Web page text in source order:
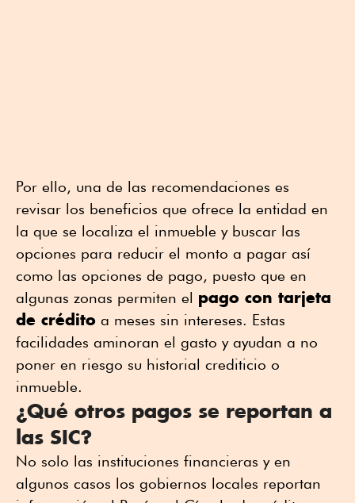
Por ello, una de las recomendaciones es
revisar los beneficios que ofrece la entidad en
la que se localiza el inmueble y buscar las
opciones para reducir el monto a pagar así
como las opciones de pago, puesto que en
algunas zonas permiten el pago con tarjeta
de crédito a meses sin intereses. Estas
facilidades aminoran el gasto y ayudan a no
poner en riesgo su historial crediticio o
inmueble.
¿Qué otros pagos se reportan a
las SIC?
No solo las instituciones financieras y en
algunos casos los gobiernos locales reportan